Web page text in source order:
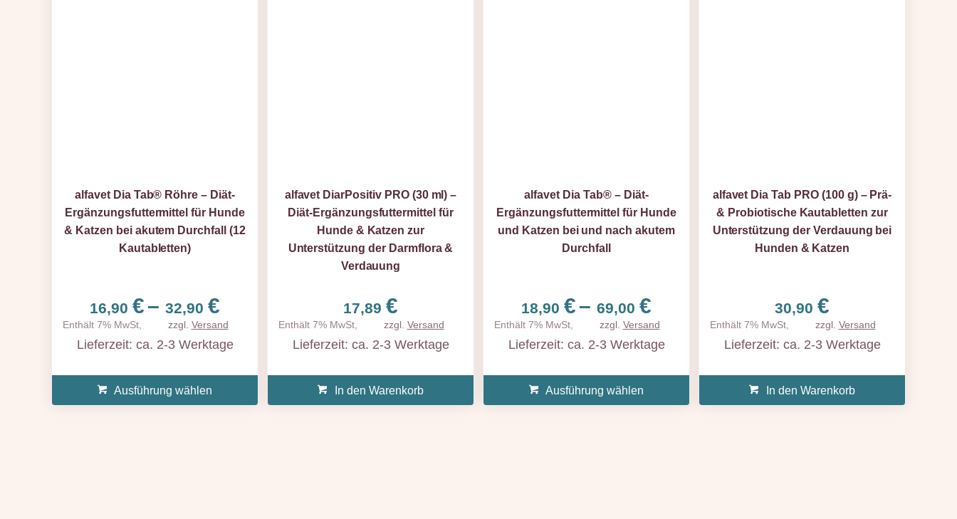
alfavet Dia Tab® Röhre – Diät-
Ergänzungsfuttermittel für Hunde
& Katzen bei akutem Durchfall (12
Kautabletten)
16,90 €– 32,90 € Preisspanne:
16,90 €
bis
32,90 €
Enthält 7% MwSt, zzgl. Versand
Lieferzeit: ca. 2-3 Werktage
Ausführung wählen
alfavet DiarPositiv PRO (30 ml) –
Diät-Ergänzungsfuttermittel für
Hunde & Katzen zur
Unterstützung der Darmflora &
Verdauung
17,89 €
Enthält 7% MwSt, zzgl. Versand
Lieferzeit: ca. 2-3 Werktage
In den Warenkorb
alfavet Dia Tab® – Diät-
Ergänzungsfuttermittel für Hunde
und Katzen bei und nach akutem
Durchfall
18,90 €– 69,00 € Preisspanne:
18,90 €
bis
69,00 €
Enthält 7% MwSt, zzgl. Versand
Lieferzeit: ca. 2-3 Werktage
Ausführung wählen
alfavet Dia Tab PRO (100 g) – Prä-
& Probiotische Kautabletten zur
Unterstützung der Verdauung bei
Hunden & Katzen
30,90 €
Enthält 7% MwSt, zzgl. Versand
Lieferzeit: ca. 2-3 Werktage
In den Warenkorb